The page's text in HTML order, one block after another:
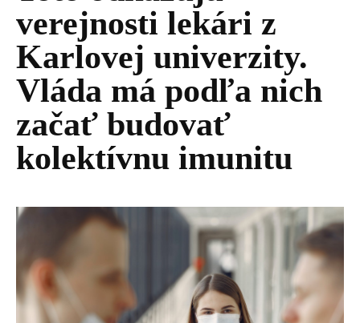
verejnosti lekári z
Karlovej univerzity.
Vláda má podľa nich
začať budovať
kolektívnu imunitu